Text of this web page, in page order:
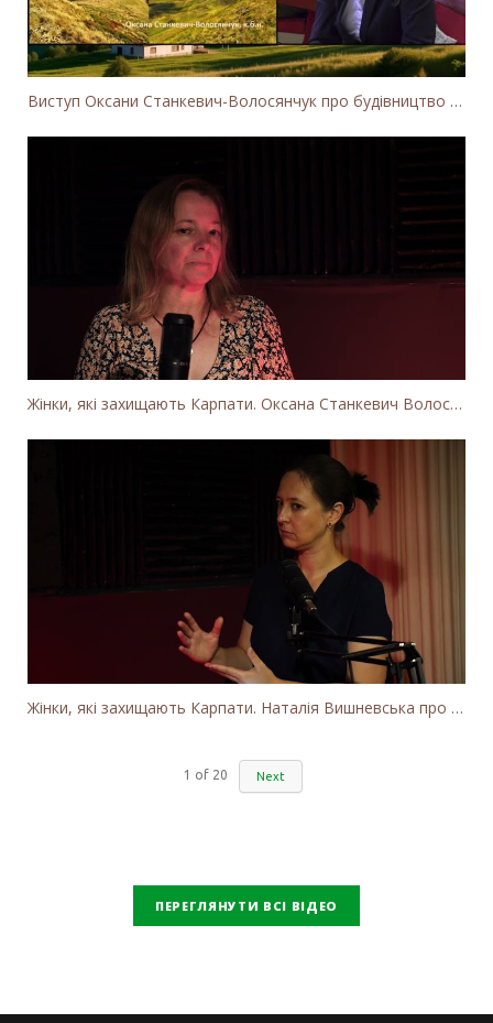
Виступ Оксани Станкевич-Волосянчук про будівництво вітропарків у Закарпатській області
Жінки, які захищають Карпати. Оксана Станкевич Волосянчук про вітряки на високогір'ї Карпат
Жінки, які захищають Карпати. Наталія Вишневська про вітряки в Закарпатті та участь громадськості
1 of 20 Next
ПЕРЕГЛЯНУТИ ВСІ ВІДЕО